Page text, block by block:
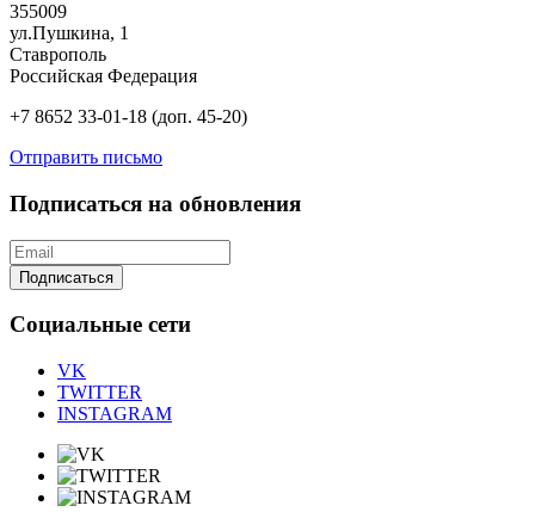
355009
ул.Пушкина, 1
Ставрополь
Российская Федерация
+7 8652 33-01-18 (доп. 45-20)
Отправить письмо
Подписаться на обновления
Подписаться
Социальные сети
VK
TWITTER
INSTAGRAM